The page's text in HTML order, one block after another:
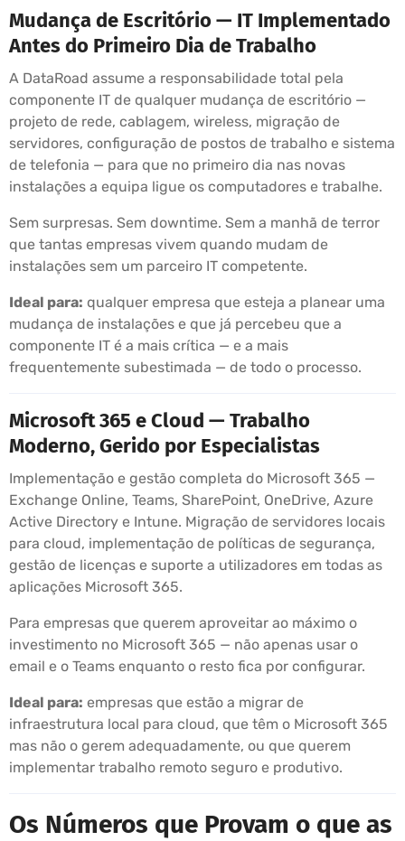
Mudança de Escritório — IT Implementado
Antes do Primeiro Dia de Trabalho
A DataRoad assume a responsabilidade total pela
componente IT de qualquer mudança de escritório —
projeto de rede, cablagem, wireless, migração de
servidores, configuração de postos de trabalho e sistema
de telefonia — para que no primeiro dia nas novas
instalações a equipa ligue os computadores e trabalhe.
Sem surpresas. Sem downtime. Sem a manhã de terror
que tantas empresas vivem quando mudam de
instalações sem um parceiro IT competente.
Ideal para: qualquer empresa que esteja a planear uma
mudança de instalações e que já percebeu que a
componente IT é a mais crítica — e a mais
frequentemente subestimada — de todo o processo.
Microsoft 365 e Cloud — Trabalho
Moderno, Gerido por Especialistas
Implementação e gestão completa do Microsoft 365 —
Exchange Online, Teams, SharePoint, OneDrive, Azure
Active Directory e Intune. Migração de servidores locais
para cloud, implementação de políticas de segurança,
gestão de licenças e suporte a utilizadores em todas as
aplicações Microsoft 365.
Para empresas que querem aproveitar ao máximo o
investimento no Microsoft 365 — não apenas usar o
email e o Teams enquanto o resto fica por configurar.
Ideal para: empresas que estão a migrar de
infraestrutura local para cloud, que têm o Microsoft 365
mas não o gerem adequadamente, ou que querem
implementar trabalho remoto seguro e produtivo.
Os Números que Provam o que as